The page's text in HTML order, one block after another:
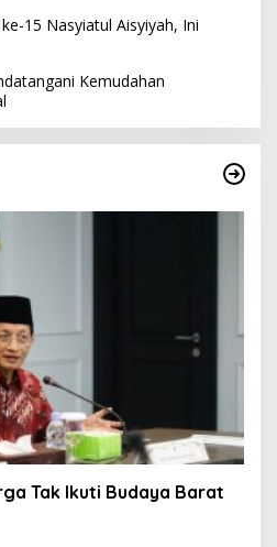
15 Nasyiatul Aisyiyah, Ini
Kemudahan
Tak Ikuti Budaya Barat